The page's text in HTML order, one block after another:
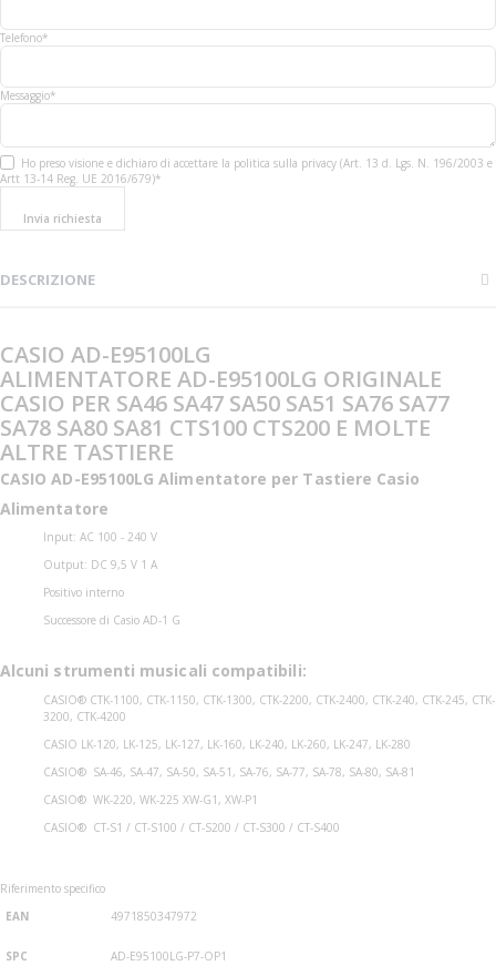
Telefono*
Messaggio*
Ho preso visione e dichiaro di accettare la politica sulla privacy (Art. 13 d. Lgs. N. 196/2003 e
Artt 13-14 Reg. UE 2016/679)*
Invia richiesta
DESCRIZIONE
CASIO AD-E95100LG
ALIMENTATORE AD-E95100LG ORIGINALE
CASIO PER SA46 SA47 SA50 SA51 SA76 SA77
SA78 SA80 SA81 CTS100 CTS200 E MOLTE
ALTRE TASTIERE
CASIO AD-E95100LG Alimentatore per Tastiere Casio
Alimentatore
Input: AC 100 - 240 V
Output: DC 9,5 V 1 A
Positivo interno
Successore di Casio AD-1 G
Alcuni strumenti musicali compatibili:
CASIO® CTK-1100, CTK-1150, CTK-1300, CTK-2200, CTK-2400, CTK-240, CTK-245, CTK-
3200, CTK-4200
CASIO LK-120, LK-125, LK-127, LK-160, LK-240, LK-260, LK-247, LK-280
CASIO® SA-46, SA-47, SA-50, SA-51, SA-76, SA-77, SA-78, SA-80, SA-81
CASIO® WK-220, WK-225 XW-G1, XW-P1
CASIO® CT-S1 / CT-S100 / CT-S200 / CT-S300 / CT-S400
Riferimento specifico
EAN
4971850347972
SPC AD-E95100LG-P7-OP1